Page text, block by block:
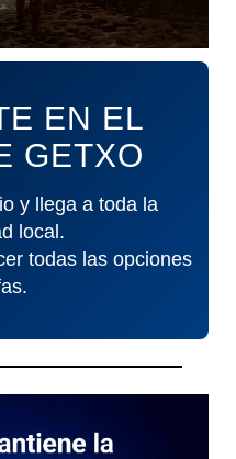
EN EL
GETXO
y llega a toda la
local.
todas las opciones